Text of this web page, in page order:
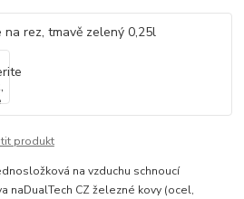
produkt
na vzduchu schnoucí
naDualTech CZ železné kovy (ocel,